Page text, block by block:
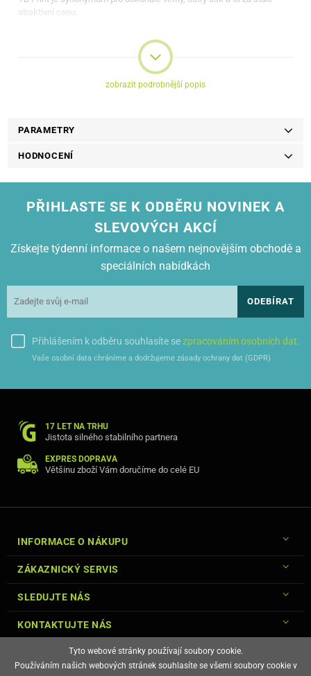
atraktivní cenu.
Brother DCP-L3510CDW, DCP-L3550CDW, MFC-
zobrazit podrobnější popis
PARAMETRY
HODNOCENÍ
PŘIHLASTE SE K ODBĚRU NOVINEK A
SLEVOVÝCH AKCÍ
Získejte týdenní informace o našem nejnovějším obchodě a
speciálních nabídkách
ODEBÍRAT
Přihlášením k odběru souhlasíte sezpracováním osobních dat.
Vaše osobní data chráníme a dodržujeme zásady ochrany dat (GDPR)
17 LET NA TRHU
Jistota silného stabilního partnera
EXPRES DOPRAVA
Většinu zboží Vám doručíme do celé EU
INFORMACE O NÁKUPU
ZÁKAZNICKÝ SERVIS
SLEDUJTE NÁS
KONTAKTUJTE NÁS
Tyto webové stránky používají soubory cookie.
Používáním našich webových stránek souhlasíte se všemi soubory cookie v